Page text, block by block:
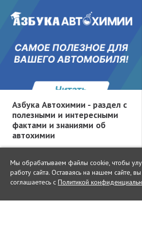
Азбука Автохимии - раздел с
полезными и интересными
фактами и знаниями об
автохимии
+7
Практика
Грузовики и автобусы
Популярные вопросы
Ремонт
Гаджеты
Редкие
География производителей
Россия
Китай
Германия
Япония
Мы обрабатываем файлы cookie, чтобы
работу сайта. Оставаясь на нашем сайте, вы
соглашаетесь с Политикой